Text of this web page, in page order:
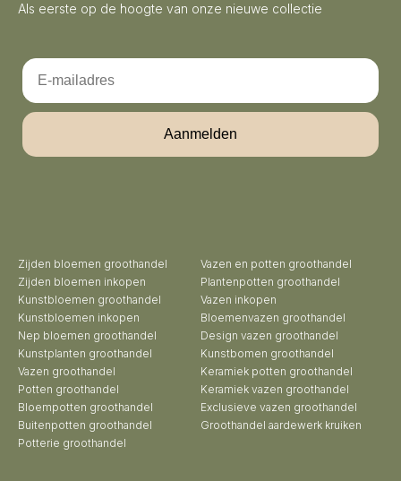
Als eerste op de hoogte van onze nieuwe collectie
Email
Aanmelden
Zijden bloemen groothandel
Zijden bloemen inkopen
Kunstbloemen groothandel
Kunstbloemen inkopen
Nep bloemen groothandel
Kunstplanten groothandel
Vazen groothandel
Potten groothandel
Bloempotten groothandel
Buitenpotten groothandel
Potterie groothandel
Vazen en potten groothandel
Plantenpotten groothandel
Vazen inkopen
Bloemenvazen groothandel
Design vazen groothandel
Kunstbomen groothandel
Keramiek potten groothandel
Keramiek vazen groothandel
Exclusieve vazen groothandel
Groothandel aardewerk kruiken